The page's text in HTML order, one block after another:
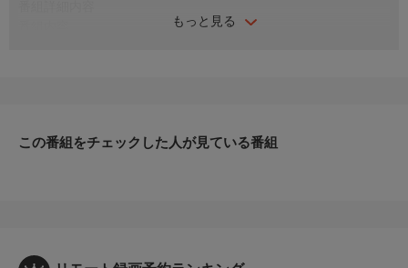
もっと見る
この番組をチェックした人が見ている番組